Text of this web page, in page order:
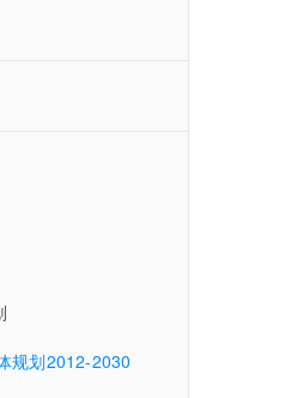
规划2012-2030